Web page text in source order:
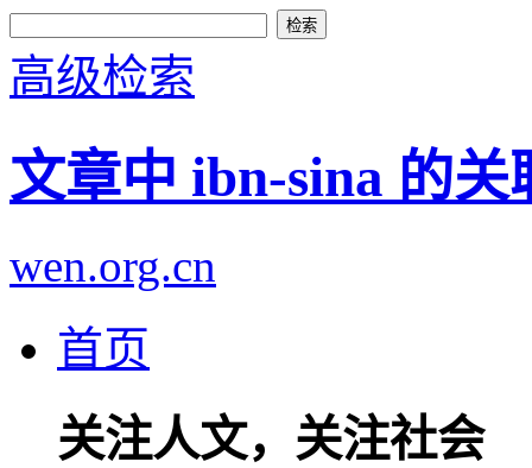
高级检索
文章中 ibn-sina 的关
wen.org.cn
首页
关注人文，关注社会